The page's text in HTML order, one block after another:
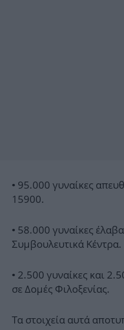
• 95.000 γυναίκες
15900.
• 58.000 γυναίκες
Συμβουλευτικά Κέντρα.
• 2.500 γυναίκες και
σε Δομές Φιλοξενίας.
Τα στοιχεία αυτά